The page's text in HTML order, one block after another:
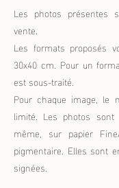
Les photos
vente.
Les formats proposés
30x40 cm. Pour un
est sous-traité.
Pour chaque image, le
limité. Les photos
même, sur papier
pigmentaire. Elles sont
signées.